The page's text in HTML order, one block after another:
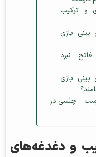
و ترکیب
بازی
نبرد
بازی
– چلسی در
و دغدغه‌های